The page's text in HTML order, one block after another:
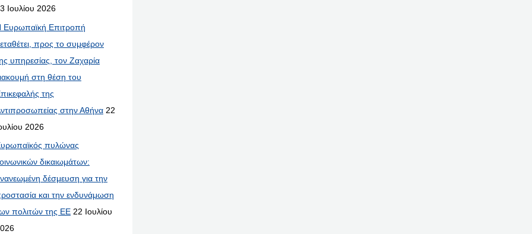
Ιουλίου 2026
Ευρωπαϊκή Επιτροπή
προς το συμφέρον
υπηρεσίας, τον Ζαχαρία
στη θέση του
της
στην Αθήνα 22
2026
πυλώνας
δικαιωμάτων:
δέσμευση για την
και την ενδυνάμωση
πολιτών της ΕΕ 22 Ιουλίου